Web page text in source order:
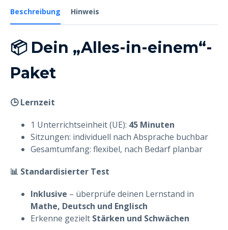
Beschreibung Hinweis
📦 Dein „Alles-in-einem“-
Paket
🕒 Lernzeit
1 Unterrichtseinheit (UE): 45 Minuten
Sitzungen: individuell nach Absprache buchbar
Gesamtumfang: flexibel, nach Bedarf planbar
📊 Standardisierter Test
Inklusive – überprüfe deinen Lernstand in
Mathe, Deutsch und Englisch
Erkenne gezielt Stärken und Schwächen